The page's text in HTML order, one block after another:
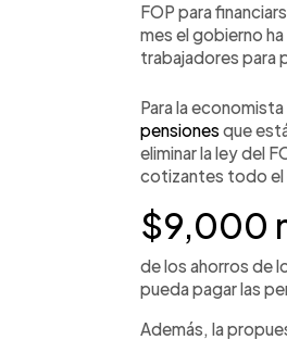
FOP para
mes el gobierno
trabajadores para
Para la
pensionesque
eliminar la ley del
cotizantes todo el
$9,000
de los ahorros de
pueda pagar las
Además, la